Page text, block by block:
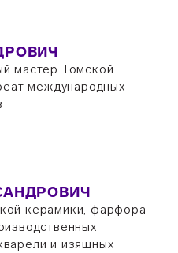
мастер Томской
международных
керамики, фарфора
и изящных